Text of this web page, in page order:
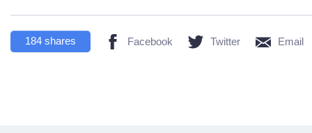
184 shares Facebook Twitter Email